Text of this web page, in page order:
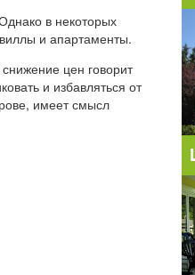
в некоторых
и апартаменты.
цен говорит
и избавляться от
имеет смысл